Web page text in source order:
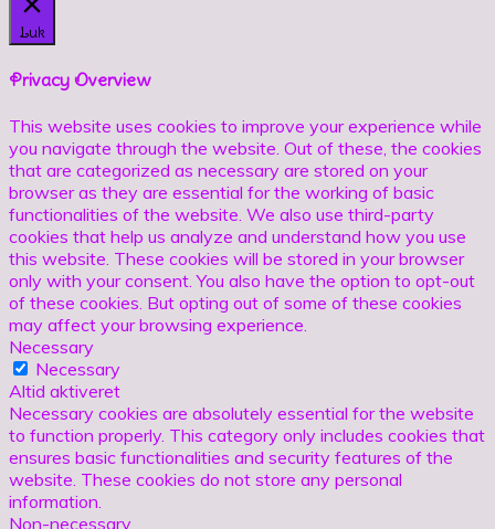
Luk
Privacy Overview
This website uses cookies to improve your experience while
you navigate through the website. Out of these, the cookies
that are categorized as necessary are stored on your
browser as they are essential for the working of basic
functionalities of the website. We also use third-party
cookies that help us analyze and understand how you use
this website. These cookies will be stored in your browser
only with your consent. You also have the option to opt-out
of these cookies. But opting out of some of these cookies
may affect your browsing experience.
Necessary
Necessary
Altid aktiveret
Necessary cookies are absolutely essential for the website
to function properly. This category only includes cookies that
ensures basic functionalities and security features of the
website. These cookies do not store any personal
information.
Non-necessary